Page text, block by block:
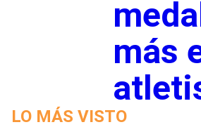
más
LO MÁS VISTO